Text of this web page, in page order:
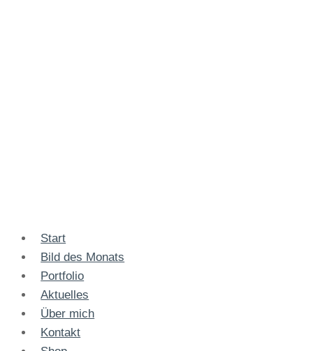
Start
Bild des Monats
Portfolio
Aktuelles
Über mich
Kontakt